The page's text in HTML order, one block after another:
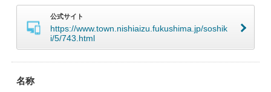
公式サイト
https://www.town.nishiaizu.fukushima.jp/soshik
i/5/743.html
名称